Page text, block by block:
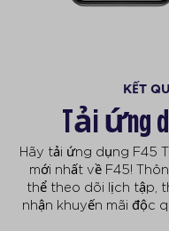
KẾT
Tải ứng
Hãy tải ứng dụng F45
mới nhất về F45!
thể theo dõi lịch tập,
nhận khuyến mãi độc